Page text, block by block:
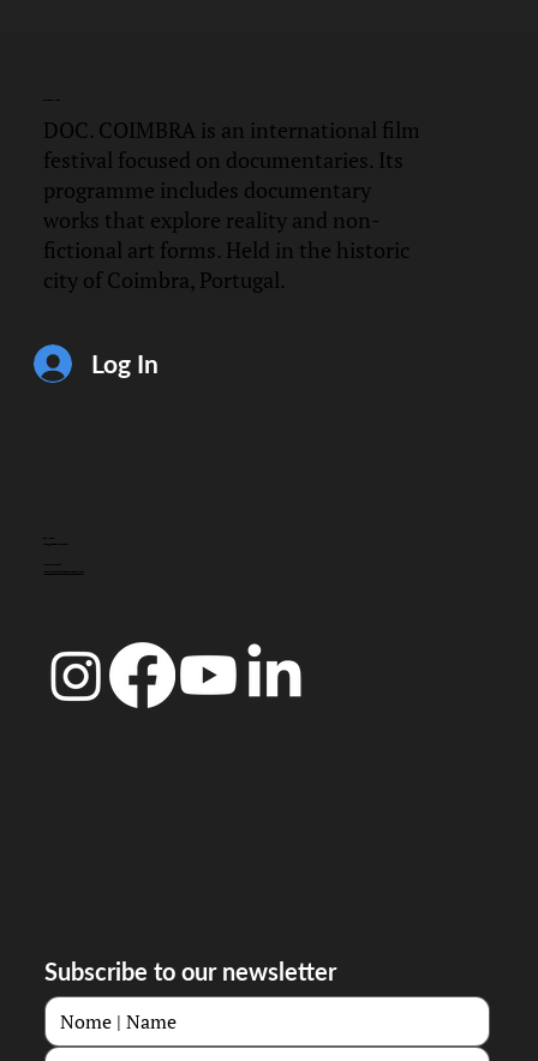
DOC.COIMBRA
DOC. COIMBRA is an international film
festival focused on documentaries. Its
programme includes documentary
works that explore reality and non-
fictional art forms. Held in the historic
city of Coimbra, Portugal.
Log In
info@doccoimbra.com
FISCAL ADDRESS:
Subscribe to our newsletter